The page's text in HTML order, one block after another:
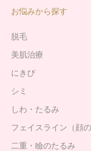
お悩みから探す
脱毛
美肌治療
にきび
シミ
しわ・たるみ
フェイスライン（顔
二重・瞼のたるみ